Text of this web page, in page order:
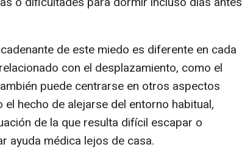
de este miedo es diferente en cada
con el desplazamiento, como el
puede centrarse en otros aspectos
hecho de alejarse del entorno habitual,
de la que resulta difícil escapar o
ayuda médica lejos de casa.